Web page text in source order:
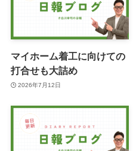
マイホーム着工に向けての
打合せも大詰め
2026年7月12日